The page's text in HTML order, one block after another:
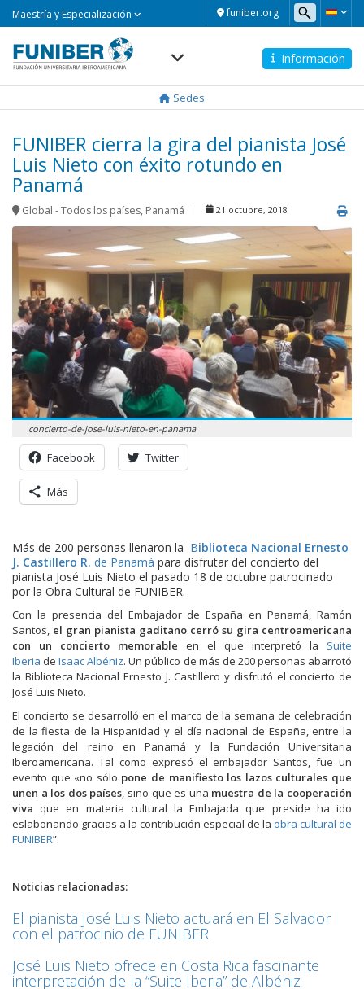
funiber.org
Maestría y Especialización
Información
Sedes
FUNIBER cierra la gira del pianista José
Luis Nieto con éxito rotundo en
Panamá
Global - Todos los países, Panamá 21 octubre, 2018
concierto-de-jose-luis-nieto-en-panama
Facebook Twitter
Más
Más de 200 personas llenaron la Biblioteca Nacional Ernesto
J. Castillero R. de Panamá para disfrutar del concierto del
pianista José Luis Nieto el pasado 18 de octubre patrocinado
por la Obra Cultural de FUNIBER.
Con la presencia del Embajador de España en Panamá, Ramón
Santos, el gran pianista gaditano cerró su gira centroamericana
con un concierto memorable en el que interpretó la Suite
Iberia deIsaac Albéniz. Un público de más de 200 personas abarrotó
la Biblioteca Nacional Ernesto J. Castillero y disfrutó el concierto de
José Luis Nieto.
El concierto se desarrolló en el marco de la semana de celebración
de la fiesta de la Hispanidad y el día nacional de España, entre la
legación del reino en Panamá y la Fundación Universitaria
Iberoamericana. Tal como expresó el embajador Santos, fue un
evento que «no sólo pone de manifiesto los lazos culturales que
unen a los dos países, sino que es una muestra de la cooperación
viva que en materia cultural la Embajada que preside ha ido
eslabonando gracias a la contribución especial de la obra cultural de
FUNIBER”.
Noticias relacionadas:
El pianista José Luis Nieto actuará en El Salvador
con el patrocinio de FUNIBER
José Luis Nieto ofrece en Costa Rica fascinante
interpretación de la “Suite Iberia” de Albéniz